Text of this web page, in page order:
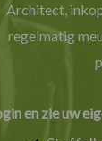
Architect,
regelmatig
en zie uw